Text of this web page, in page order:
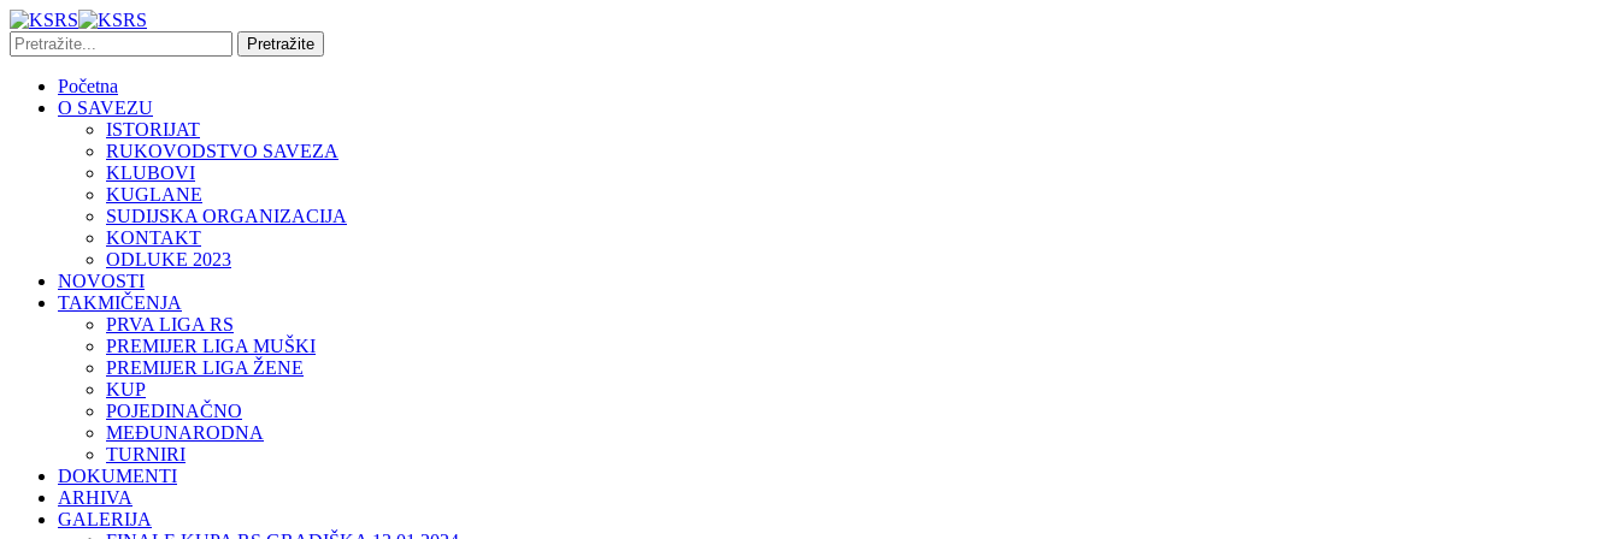
Početna
O SAVEZU
ISTORIJAT
RUKOVODSTVO SAVEZA
KLUBOVI
KUGLANE
SUDIJSKA ORGANIZACIJA
KONTAKT
ODLUKE 2023
NOVOSTI
TAKMIČENJA
PRVA LIGA RS
PREMIJER LIGA MUŠKI
PREMIJER LIGA ŽENE
KUP
POJEDINAČNO
MEĐUNARODNA
TURNIRI
DOKUMENTI
ARHIVA
GALERIJA